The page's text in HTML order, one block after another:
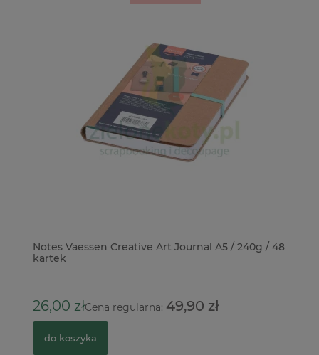
Notes Vaessen Creative Art Journal A5 / 240g / 48
kartek
26,00 złCena regularna:49,90 zł
do koszyka